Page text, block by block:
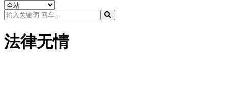
法律无情